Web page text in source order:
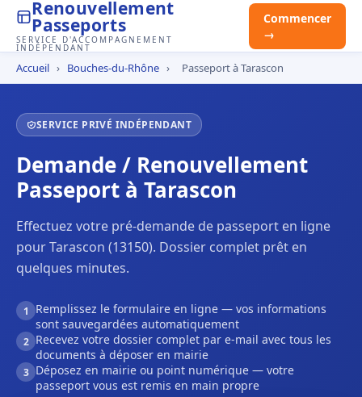
Renouvellement
Passeports
SERVICE D'ACCOMPAGNEMENT
INDÉPENDANT
Commencer
→
Accueil › Bouches-du-Rhône › Passeport à Tarascon
SERVICE PRIVÉ INDÉPENDANT
Demande / Renouvellement
Passeport à Tarascon
Effectuez votre pré-demande de passeport en ligne
pour Tarascon (13150). Dossier complet prêt en
quelques minutes.
1
Remplissez le formulaire en ligne — vos informations
sont sauvegardées automatiquement
2 Recevez votre dossier complet par e-mail avec tous les
documents à déposer en mairie
3 Déposez en mairie ou point numérique — votre
passeport vous est remis en main propre